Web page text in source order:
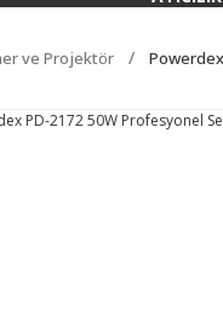
ve Projektör